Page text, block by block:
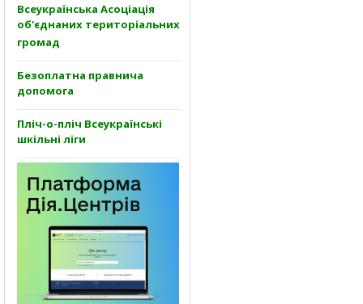
Всеукраїнська Асоціація
об'єднаних територіальних
громад
Безоплатна правнича
допомога
Пліч-о-пліч Всеукраїнські
шкільні ліги